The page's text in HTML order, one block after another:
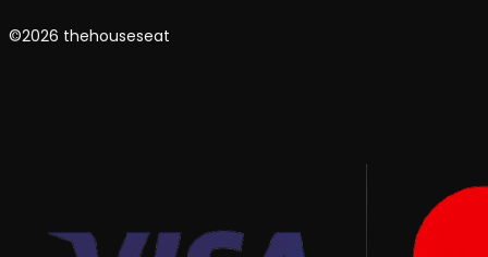
©2026 thehouseseat